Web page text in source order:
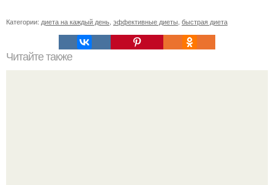
Категории: диета на каждый день эффективные диеты быстрая диета
Читайте также